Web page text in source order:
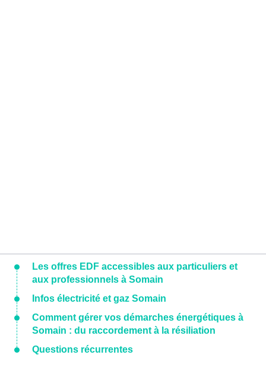
Les offres EDF accessibles aux particuliers et
aux professionnels à Somain
Infos électricité et gaz Somain
Comment gérer vos démarches énergétiques à
Somain : du raccordement à la résiliation
Questions récurrentes